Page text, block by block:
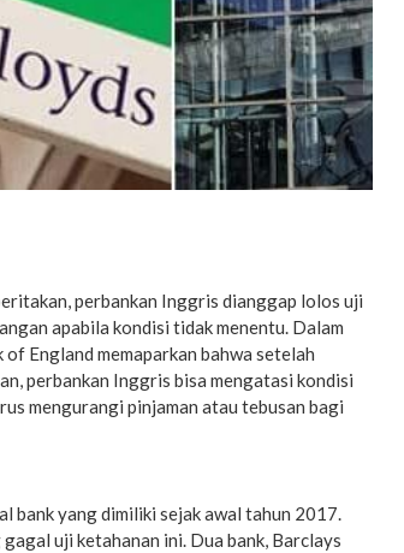
perbankan Inggris dianggap lolos uji
apabila kondisi tidak menentu. Dalam
England memaparkan bahwa setelah
perbankan Inggris bisa mengatasi kondisi
mengurangi pinjaman atau tebusan bagi
bank yang dimiliki sejak awal tahun 2017.
uji ketahanan ini. Dua bank, Barclays